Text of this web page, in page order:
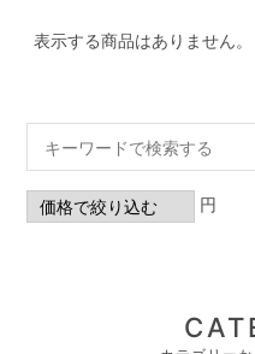
表示する商品はありません。
円